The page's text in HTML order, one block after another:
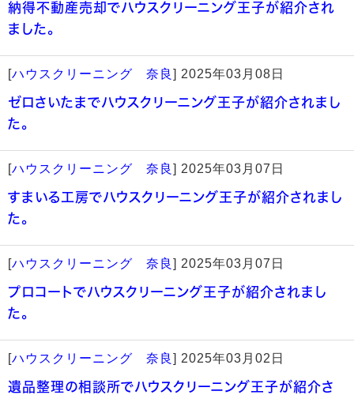
納得不動産売却でハウスクリーニング王子が紹介され
ました。
[ハウスクリーニング 奈良 ] 2025年03月08日
ゼロさいたまでハウスクリーニング王子が紹介されまし
た。
[ハウスクリーニング 奈良 ] 2025年03月07日
すまいる工房でハウスクリーニング王子が紹介されまし
た。
[ハウスクリーニング 奈良 ] 2025年03月07日
プロコートでハウスクリーニング王子が紹介されまし
た。
[ハウスクリーニング 奈良 ] 2025年03月02日
遺品整理の相談所でハウスクリーニング王子が紹介さ